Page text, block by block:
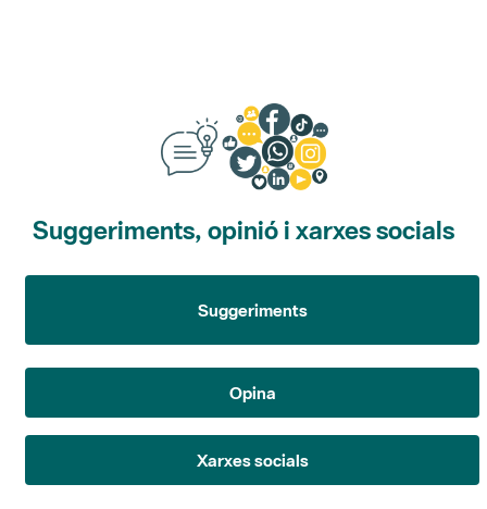
Suggeriments, opinió i xarxes socials
Suggeriments
Opina
Xarxes socials